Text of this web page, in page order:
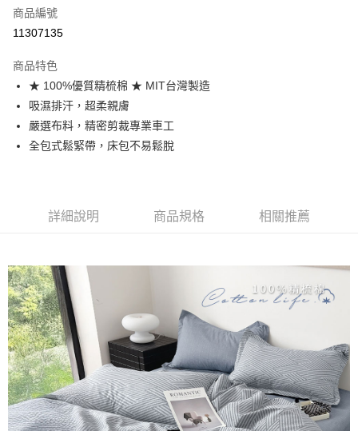
信用卡分期付款
合作金庫商業銀行
華南商業銀行
彰化商業銀行
上海商業儲蓄銀行
國泰世華商業銀行
臺灣中小企業銀行
玉山商業銀行
星展（台灣）商業銀行
台新國際商業銀行
中國信託商業銀行
超商取貨付款
LINE Pay
Apple Pay
全盈+PAY
相關說明
【大哥付你分期使用說明】
1.本服務由台灣大哥大提供，台灣大哥大用戶可立即使用無須另外申請。
2.付款方式選擇「大哥付你分期」，訂單成立後會自動跳轉到大哥付的交易
流程，驗證手機門號後，選擇欲分期的期數、繳款截止日，確認付款後即完
成交易。
3.實際核准額度、可分期數及費用金額請依後續交易確認頁面所載為準。
4.訂單成立30分鐘內，如未前往確認交易或遇審核未通過，訂單將自動取
消。如遇「轉專審核」未通過狀況，表示未達大哥付你分期系統評分，恕無
法說明評估內容。
【繳款方式說明】
AFTEE先享後付
相關說明
【關於「AFTEE先享後付」】
AFTEE先享後付是「在收到商品之後才付款」的支付方式。 讓您購物簡單
便利好安心！
１．簡單：不需註冊會員、不需綁卡、不需儲值。
２．便利：只要手機號碼，簡訊認證，即可結帳。
３．安心：先確認商品／服務後，再付款。
Hami Point
相關說明
「Hami Point」為中華電信所提供之點數服務，可於會員專區綁定中華電信
會員帳號後，即可在購物車使用 Hami Point 折抵消費金額 (1點等於1元)。
ATM付款
商品編號
11307135
商品特色
★ 100%優質精梳棉 ★ MIT台灣製造
吸濕排汗，超柔親膚
嚴選布料，精密剪裁專業車工
全包式鬆緊帶，床包不易鬆脫
詳細說明 商品規格 相關推薦